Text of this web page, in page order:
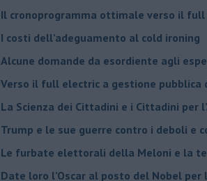
​Il cronoprogramma ottimale verso il
​I costi dell’adeguamento al cold ironing
Alcune domande da esordiente agli
Verso il full electric a gestione
​La Scienza dei Cittadini e i Cittadini per
Trump e le sue guerre contro i deboli e
​Le furbate elettorali della Meloni e la
​Date loro l’Oscar al posto del Nobel per